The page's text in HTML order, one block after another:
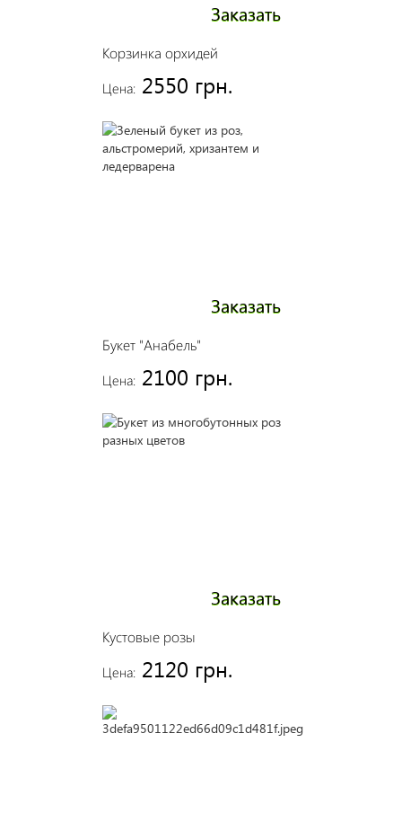
Корзинка орхидей
Цена: 2550 грн.
Заказать
Букет "Анабель"
Цена: 2100 грн.
Заказать
Кустовые розы
Цена: 2120 грн.
Заказать